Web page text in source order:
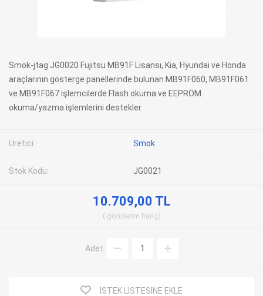
Smok-jtag JG0020 Fujitsu MB91F Lisansı, Kia, Hyundai ve Honda
araçlarının gösterge panellerinde bulunan MB91F060, MB91F061
ve MB91F067 işlemcilerde Flash okuma ve EEPROM
okuma/yazma işlemlerini destekler.
Üretici: Smok
Stok Kodu: JG0021
10.709,00 TL
gönderim hariç
Adet:
İSTEK LISTESINE EKLE